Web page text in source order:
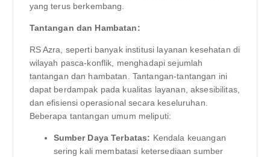
yang terus berkembang.
Tantangan dan Hambatan:
RS Azra, seperti banyak institusi layanan kesehatan di
wilayah pasca-konflik, menghadapi sejumlah
tantangan dan hambatan. Tantangan-tantangan ini
dapat berdampak pada kualitas layanan, aksesibilitas,
dan efisiensi operasional secara keseluruhan.
Beberapa tantangan umum meliputi:
Sumber Daya Terbatas: Kendala keuangan
sering kali membatasi ketersediaan sumber